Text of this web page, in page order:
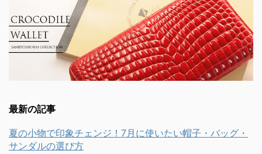
最新の記事
夏の小物で印象チェンジ！7月に使いたい帽子・バッグ・
サンダルの選び方